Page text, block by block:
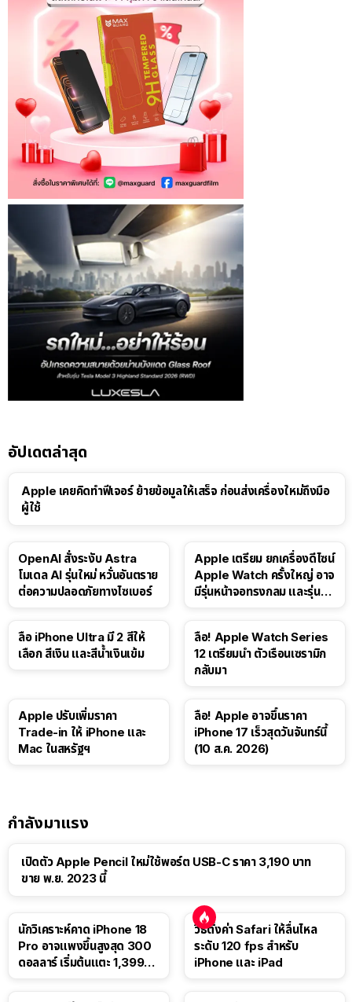
อัปเดตล่าสุด
Apple เคยคิดทำฟีเจอร์ ย้ายข้อมูลให้เสร็จ ก่อนส่งเครื่องใหม่ถึงมือ
ผู้ใช้
OpenAI สั่งระงับ Astra
โมเดล AI รุ่นใหม่ หวั่นอันตราย
ต่อความปลอดภัยทางไซเบอร์
Apple เตรียม ยกเครื่องดีไซน์
Apple Watch ครั้งใหญ่ อาจ
มีรุ่นหน้าจอทรงกลม และรุ่นที่
ลือ iPhone Ultra มี 2 สีให้
เลือก สีเงิน และสีน้ำเงินเข้ม
ลือ! Apple Watch Series
12 เตรียมนำ ตัวเรือนเซรามิก
กลับมา
Apple ปรับเพิ่มราคา
Trade-in ให้ iPhone และ
Mac ในสหรัฐฯ
ลือ! Apple อาจขึ้นราคา
iPhone 17 เร็วสุดวันจันทร์นี้
(10 ส.ค. 2026)
กำลังมาแรง
เปิดตัว Apple Pencil ใหม่ใช้พอร์ต USB-C ราคา 3,190 บาท
ขาย พ.ย. 2023 นี้
นักวิเคราะห์คาด iPhone 18
Pro อาจแพงขึ้นสูงสุด 300
ดอลลาร์ เริ่มต้นแตะ 1,399
วิธีตั้งค่า Safari ให้ลื่นไหล
ระดับ 120 fps สำหรับ
iPhone และ iPad